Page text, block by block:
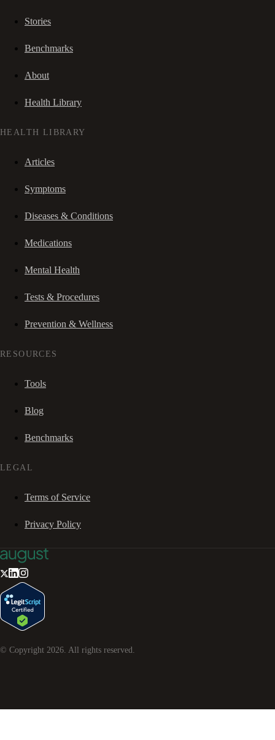
Stories
Benchmarks
About
Health Library
HEALTH LIBRARY
Articles
Symptoms
Diseases & Conditions
Medications
Mental Health
Tests & Procedures
Prevention & Wellness
RESOURCES
Tools
Blog
Benchmarks
LEGAL
Terms of Service
Privacy Policy
© Copyright 2026. All rights reserved.